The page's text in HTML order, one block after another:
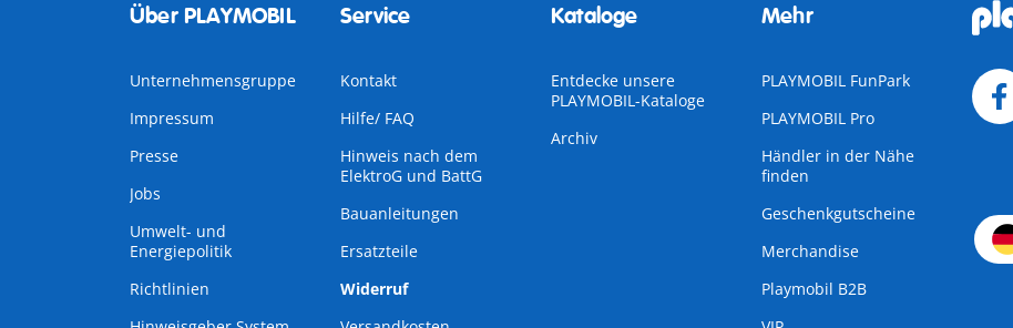
Über PLAYMOBIL
Unternehmensgruppe
Impressum
Presse
Jobs
Umwelt- und
Energiepolitik
Richtlinien
Service
Kontakt
Hilfe/ FAQ
Hinweis nach dem
ElektroG und BattG
Bauanleitungen
Ersatzteile
Widerruf
Kataloge
Entdecke unsere
PLAYMOBIL-Kataloge
Archiv
Mehr
PLAYMOBIL FunPark
PLAYMOBIL Pro
Händler in der Nähe
finden
Geschenkgutscheine
Merchandise
Playmobil B2B